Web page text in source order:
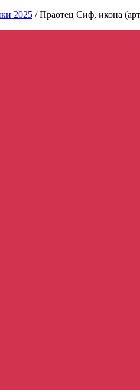
2025 /Праотец Сиф, икона